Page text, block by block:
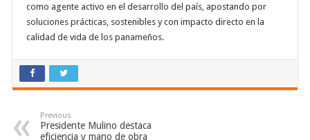
como agente activo en el desarrollo del país, apostando por
soluciones prácticas, sostenibles y con impacto directo en la
calidad de vida de los panameños.
Previous
Presidente Mulino destaca
eficiencia y mano de obra